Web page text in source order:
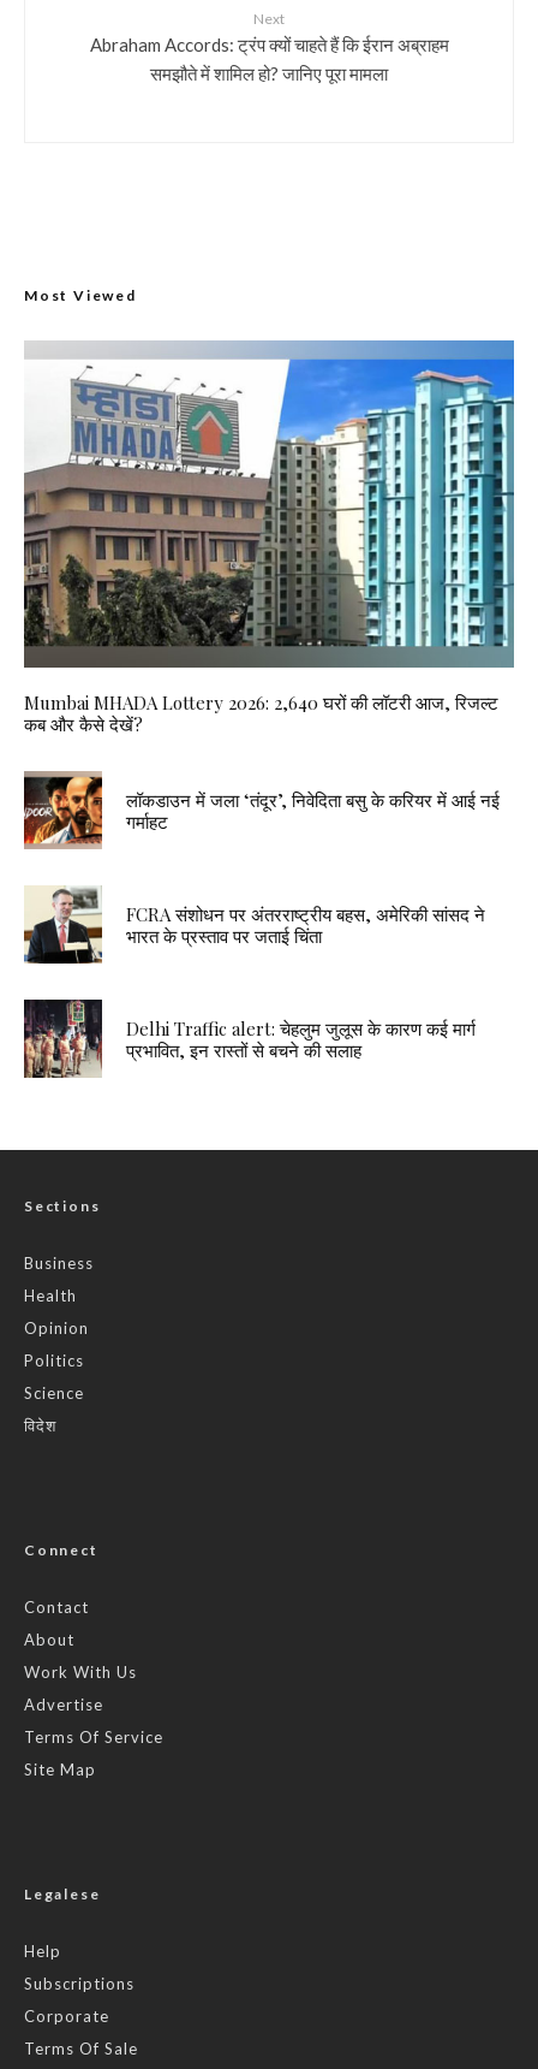
Next
Abraham Accords: ट्रंप क्यों चाहते हैं कि ईरान अब्राहम
समझौते में शामिल हो? जानिए पूरा मामला
Most Viewed
Mumbai MHADA Lottery 2026: 2,640 घरों की लॉटरी आज, रिजल्ट
कब और कैसे देखें?
लॉकडाउन में जला ‘तंदूर’, निवेदिता बसु के करियर में आई नई
गर्माहट
FCRA संशोधन पर अंतरराष्ट्रीय बहस, अमेरिकी सांसद ने
भारत के प्रस्ताव पर जताई चिंता
Delhi Traffic alert: चेहलुम जुलूस के कारण कई मार्ग
प्रभावित, इन रास्तों से बचने की सलाह
Sections
Business
Health
Opinion
Politics
Science
विदेश
Connect
Contact
About
Work With Us
Advertise
Terms Of Service
Site Map
Legalese
Help
Subscriptions
Corporate
Terms Of Sale